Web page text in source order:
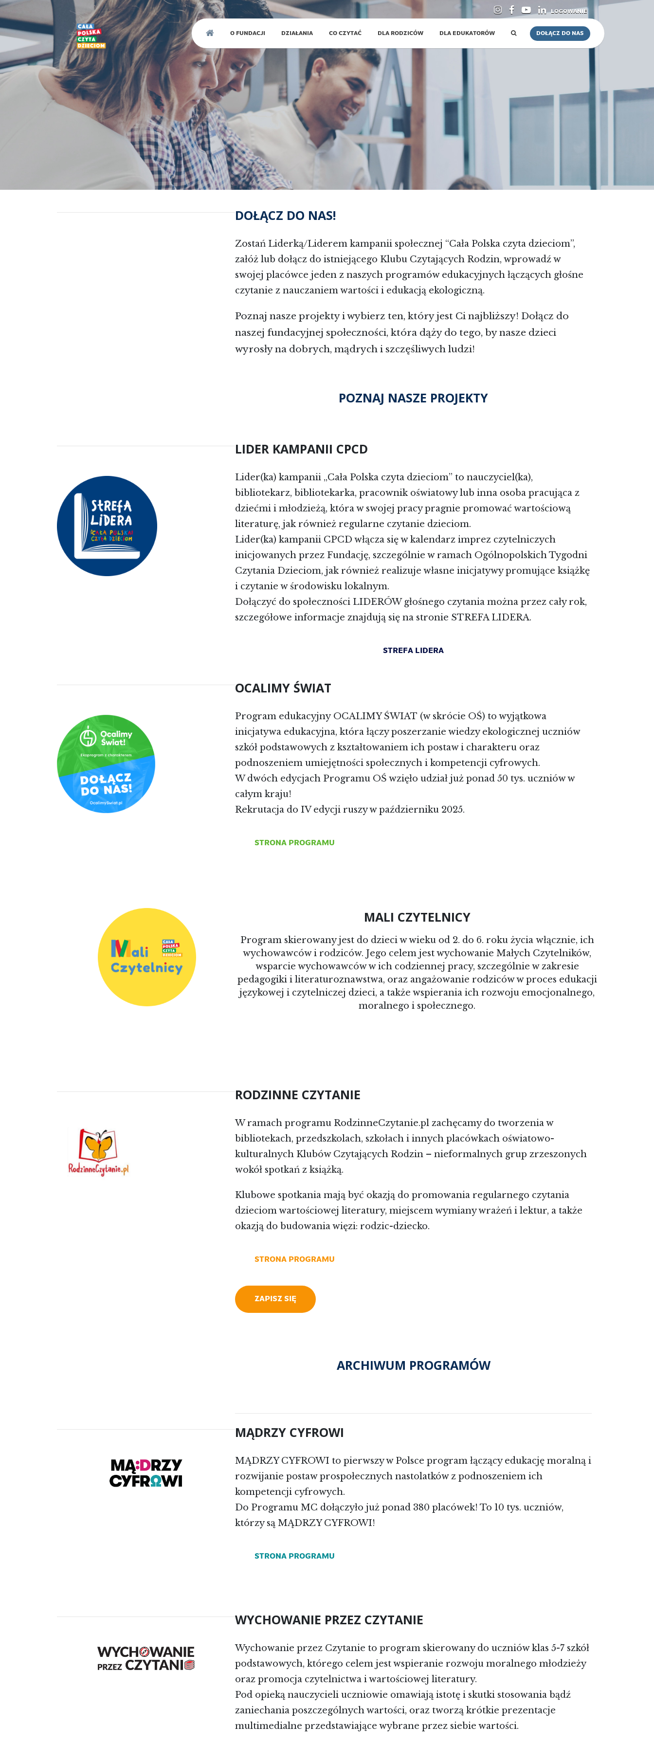
O FUNDACJI DZIAŁANIA CO CZYTAĆ DLA RODZICÓW DLA EDUKATORÓW DOŁĄCZ DO NAS
LOGOWANIE
DOŁĄCZ DO NAS!
Zostań Liderką/Liderem kampanii społecznej “Cała Polska czyta dzieciom”,
załóż lub dołącz do istniejącego Klubu Czytających Rodzin, wprowadź w
swojej placówce jeden z naszych programów edukacyjnych łączących głośne
czytanie z nauczaniem wartości i edukacją ekologiczną.
Poznaj nasze projekty i wybierz ten, który jest Ci najbliższy! Dołącz do
naszej fundacyjnej społeczności, która dąży do tego, by nasze dzieci
wyrosły na dobrych, mądrych i szczęśliwych ludzi!
POZNAJ NASZE PROJEKTY
LIDER KAMPANII CPCD
Lider(ka) kampanii „Cała Polska czyta dzieciom” to nauczyciel(ka),
bibliotekarz, bibliotekarka, pracownik oświatowy lub inna osoba pracująca z
dziećmi i młodzieżą, która w swojej pracy pragnie promować wartościową
literaturę, jak również regularne czytanie dzieciom.
Lider(ka) kampanii CPCD włącza się w kalendarz imprez czytelniczych
inicjowanych przez Fundację, szczególnie w ramach Ogólnopolskich Tygodni
Czytania Dzieciom, jak również realizuje własne inicjatywy promujące książkę
i czytanie w środowisku lokalnym.
Dołączyć do społeczności LIDERÓW głośnego czytania można przez cały rok,
szczegółowe informacje znajdują się na stronie STREFA LIDERA.
STREFA LIDERA
OCALIMY ŚWIAT
Program edukacyjny OCALIMY ŚWIAT (w skrócie OŚ) to wyjątkowa
inicjatywa edukacyjna, która łączy poszerzanie wiedzy ekologicznej uczniów
szkół podstawowych z kształtowaniem ich postaw i charakteru oraz
podnoszeniem umiejętności społecznych i kompetencji cyfrowych.
W dwóch edycjach Programu OŚ wzięło udział już ponad 50 tys. uczniów w
całym kraju!
Rekrutacja do IV edycji ruszy w październiku 2025.
STRONA PROGRAMU
MALI CZYTELNICY
Program skierowany jest do dzieci w wieku od 2. do 6. roku życia włącznie, ich
wychowawców i rodziców. Jego celem jest wychowanie Małych Czytelników,
wsparcie wychowawców w ich codziennej pracy, szczególnie w zakresie
pedagogiki i literaturoznawstwa, oraz angażowanie rodziców w proces edukacji
językowej i czytelniczej dzieci, a także wspierania ich rozwoju emocjonalnego,
moralnego i społecznego.
RODZINNE CZYTANIE
W ramach programu RodzinneCzytanie.pl zachęcamy do tworzenia w
bibliotekach, przedszkolach, szkołach i innych placówkach oświatowo-
kulturalnych Klubów Czytających Rodzin – nieformalnych grup zrzeszonych
wokół spotkań z książką.
Klubowe spotkania mają być okazją do promowania regularnego czytania
dzieciom wartościowej literatury, miejscem wymiany wrażeń i lektur, a także
okazją do budowania więzi: rodzic-dziecko.
STRONA PROGRAMU
ZAPISZ SIĘ
ARCHIWUM PROGRAMÓW
MĄDRZY CYFROWI
MĄDRZY CYFROWI to pierwszy w Polsce program łączący edukację moralną i
rozwijanie postaw prospołecznych nastolatków z podnoszeniem ich
kompetencji cyfrowych.
Do Programu MC dołączyło już ponad 380 placówek! To 10 tys. uczniów,
którzy są MĄDRZY CYFROWI!
STRONA PROGRAMU
WYCHOWANIE PRZEZ CZYTANIE
Wychowanie przez Czytanie to program skierowany do uczniów klas 5-7 szkół
podstawowych, którego celem jest wspieranie rozwoju moralnego młodzieży
oraz promocja czytelnictwa i wartościowej literatury.
Pod opieką nauczycieli uczniowie omawiają istotę i skutki stosowania bądź
zaniechania poszczególnych wartości, oraz tworzą krótkie prezentacje
multimedialne przedstawiające wybrane przez siebie wartości.